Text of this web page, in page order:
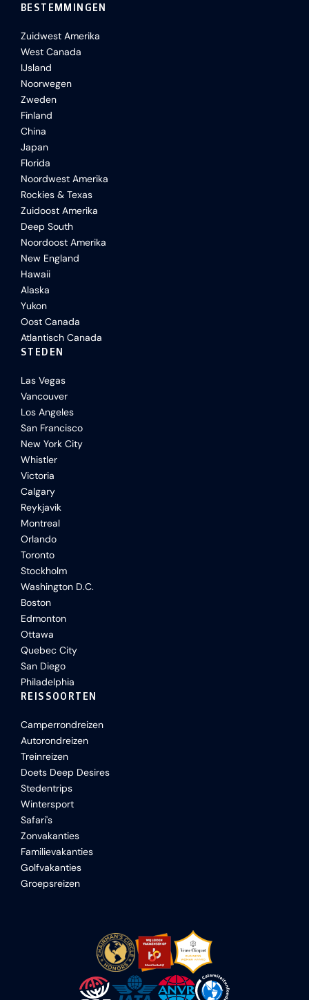
BESTEMMINGEN
Zuidwest Amerika
West Canada
IJsland
Noorwegen
Zweden
Finland
China
Japan
Florida
Noordwest Amerika
Rockies & Texas
Zuidoost Amerika
Deep South
Noordoost Amerika
New England
Hawaii
Alaska
Yukon
Oost Canada
Atlantisch Canada
STEDEN
Las Vegas
Vancouver
Los Angeles
San Francisco
New York City
Whistler
Victoria
Calgary
Reykjavik
Montreal
Orlando
Toronto
Stockholm
Washington D.C.
Boston
Edmonton
Ottawa
Quebec City
San Diego
Philadelphia
REISSOORTEN
Camperrondreizen
Autorondreizen
Treinreizen
Doets Deep Desires
Stedentrips
Wintersport
Safari's
Zonvakanties
Familievakanties
Golfvakanties
Groepsreizen